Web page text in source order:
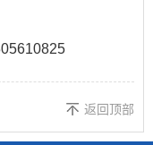
返回顶部